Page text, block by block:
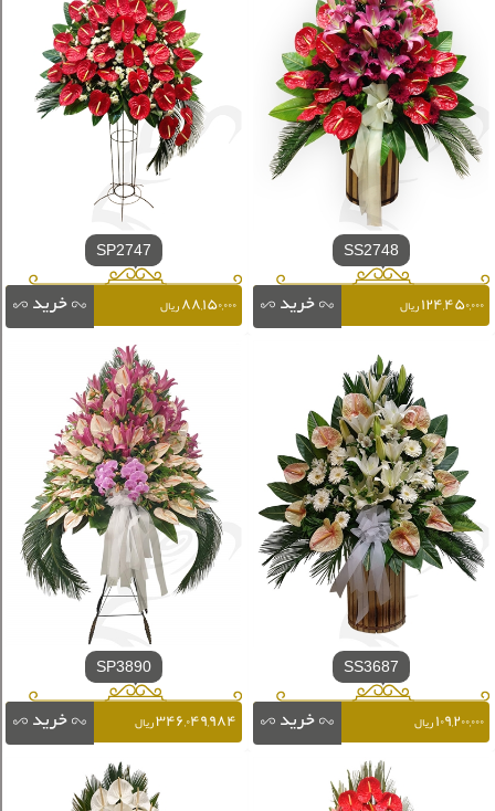
SS2748
۱۲۴,۴۵۰,۰۰۰ریال
SP2747
۸۸,۱۵۰,۰۰۰ریال
SS3687
۱۰۹,۲۰۰,۰۰۰ریال
SP3890
۳۴۶,۰۴۹,۹۸۴ریال